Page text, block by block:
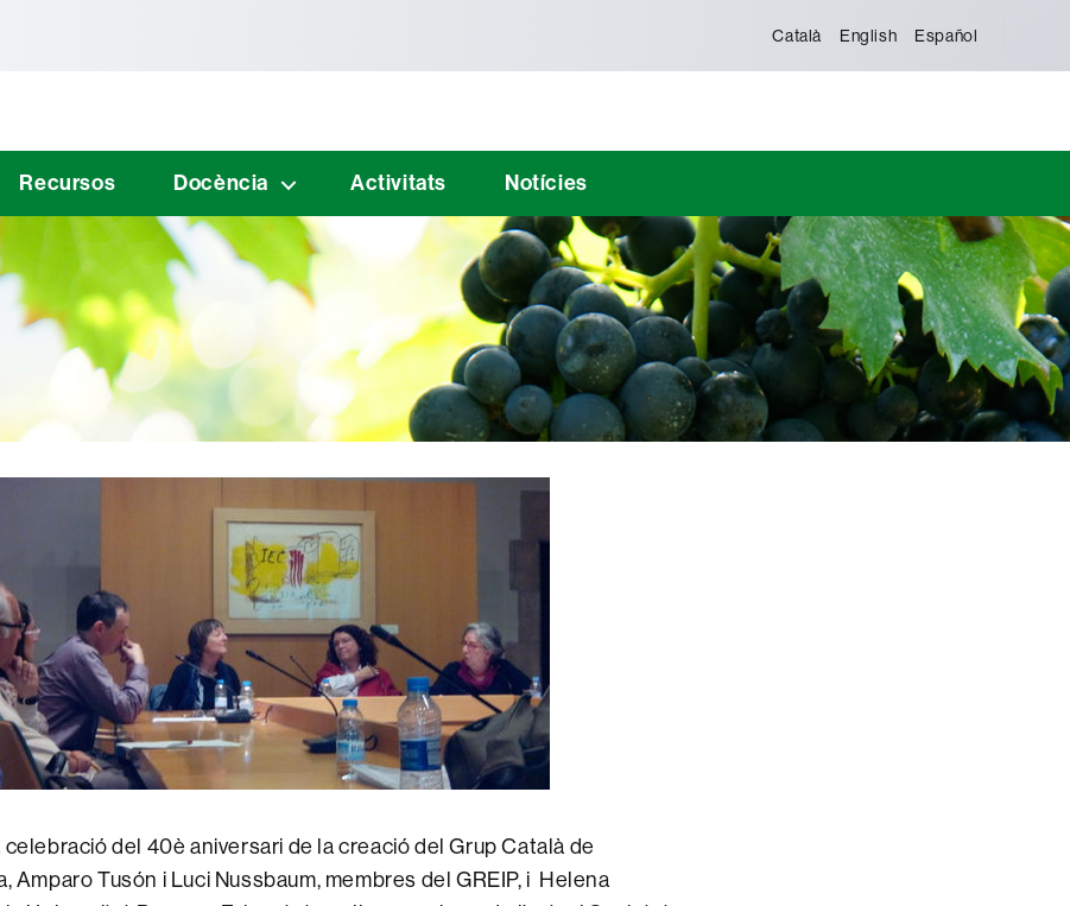
Català English Español
Recursos Docència Activitats Notícies
celebració del 40è aniversari de la creació del Grup Català de
Amparo Tusón i Luci Nussbaum, membres del GREIP, i Helena